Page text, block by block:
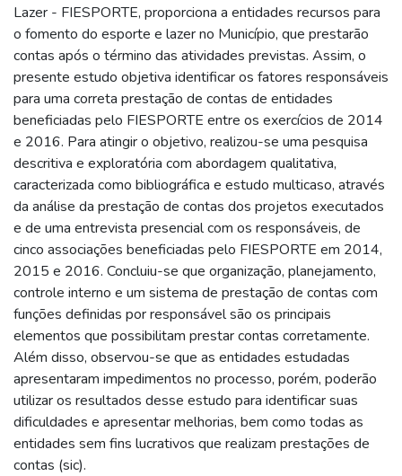
Lazer - FIESPORTE, proporciona a entidades recursos para
o fomento do esporte e lazer no Município, que prestarão
contas após o término das atividades previstas. Assim, o
presente estudo objetiva identificar os fatores responsáveis
para uma correta prestação de contas de entidades
beneficiadas pelo FIESPORTE entre os exercícios de 2014
e 2016. Para atingir o objetivo, realizou-se uma pesquisa
descritiva e exploratória com abordagem qualitativa,
caracterizada como bibliográfica e estudo multicaso, através
da análise da prestação de contas dos projetos executados
e de uma entrevista presencial com os responsáveis, de
cinco associações beneficiadas pelo FIESPORTE em 2014,
2015 e 2016. Concluiu-se que organização, planejamento,
controle interno e um sistema de prestação de contas com
funções definidas por responsável são os principais
elementos que possibilitam prestar contas corretamente.
Além disso, observou-se que as entidades estudadas
apresentaram impedimentos no processo, porém, poderão
utilizar os resultados desse estudo para identificar suas
dificuldades e apresentar melhorias, bem como todas as
entidades sem fins lucrativos que realizam prestações de
contas (sic).